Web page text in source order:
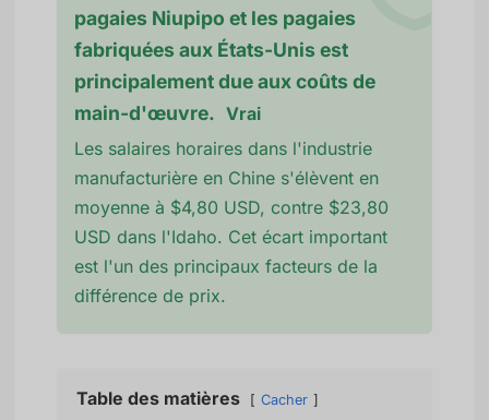
pagaies Niupipo et les pagaies
fabriquées aux États-Unis est
principalement due aux coûts de
main-d'œuvre. Vrai
Les salaires horaires dans l'industrie
manufacturière en Chine s'élèvent en
moyenne à $4,80 USD, contre $23,80
USD dans l'Idaho. Cet écart important
est l'un des principaux facteurs de la
différence de prix.
Table des matières Cacher